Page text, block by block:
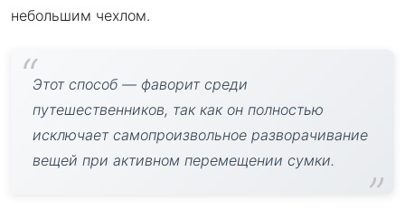
небольшим чехлом.
Этот способ — фаворит среди
путешественников, так как он полностью
исключает самопроизвольное разворачивание
вещей при активном перемещении сумки.